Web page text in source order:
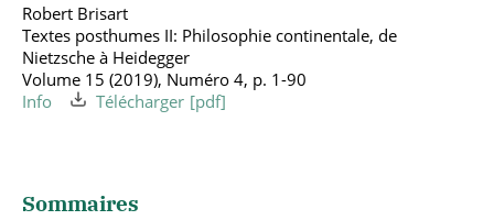
Robert Brisart
Textes posthumes II: Philosophie continentale, de
Nietzsche à Heidegger
Volume 15 (2019), Numéro 4, p. 1-90
Info
Télécharger
Sommaires